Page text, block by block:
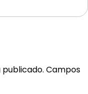
Campos